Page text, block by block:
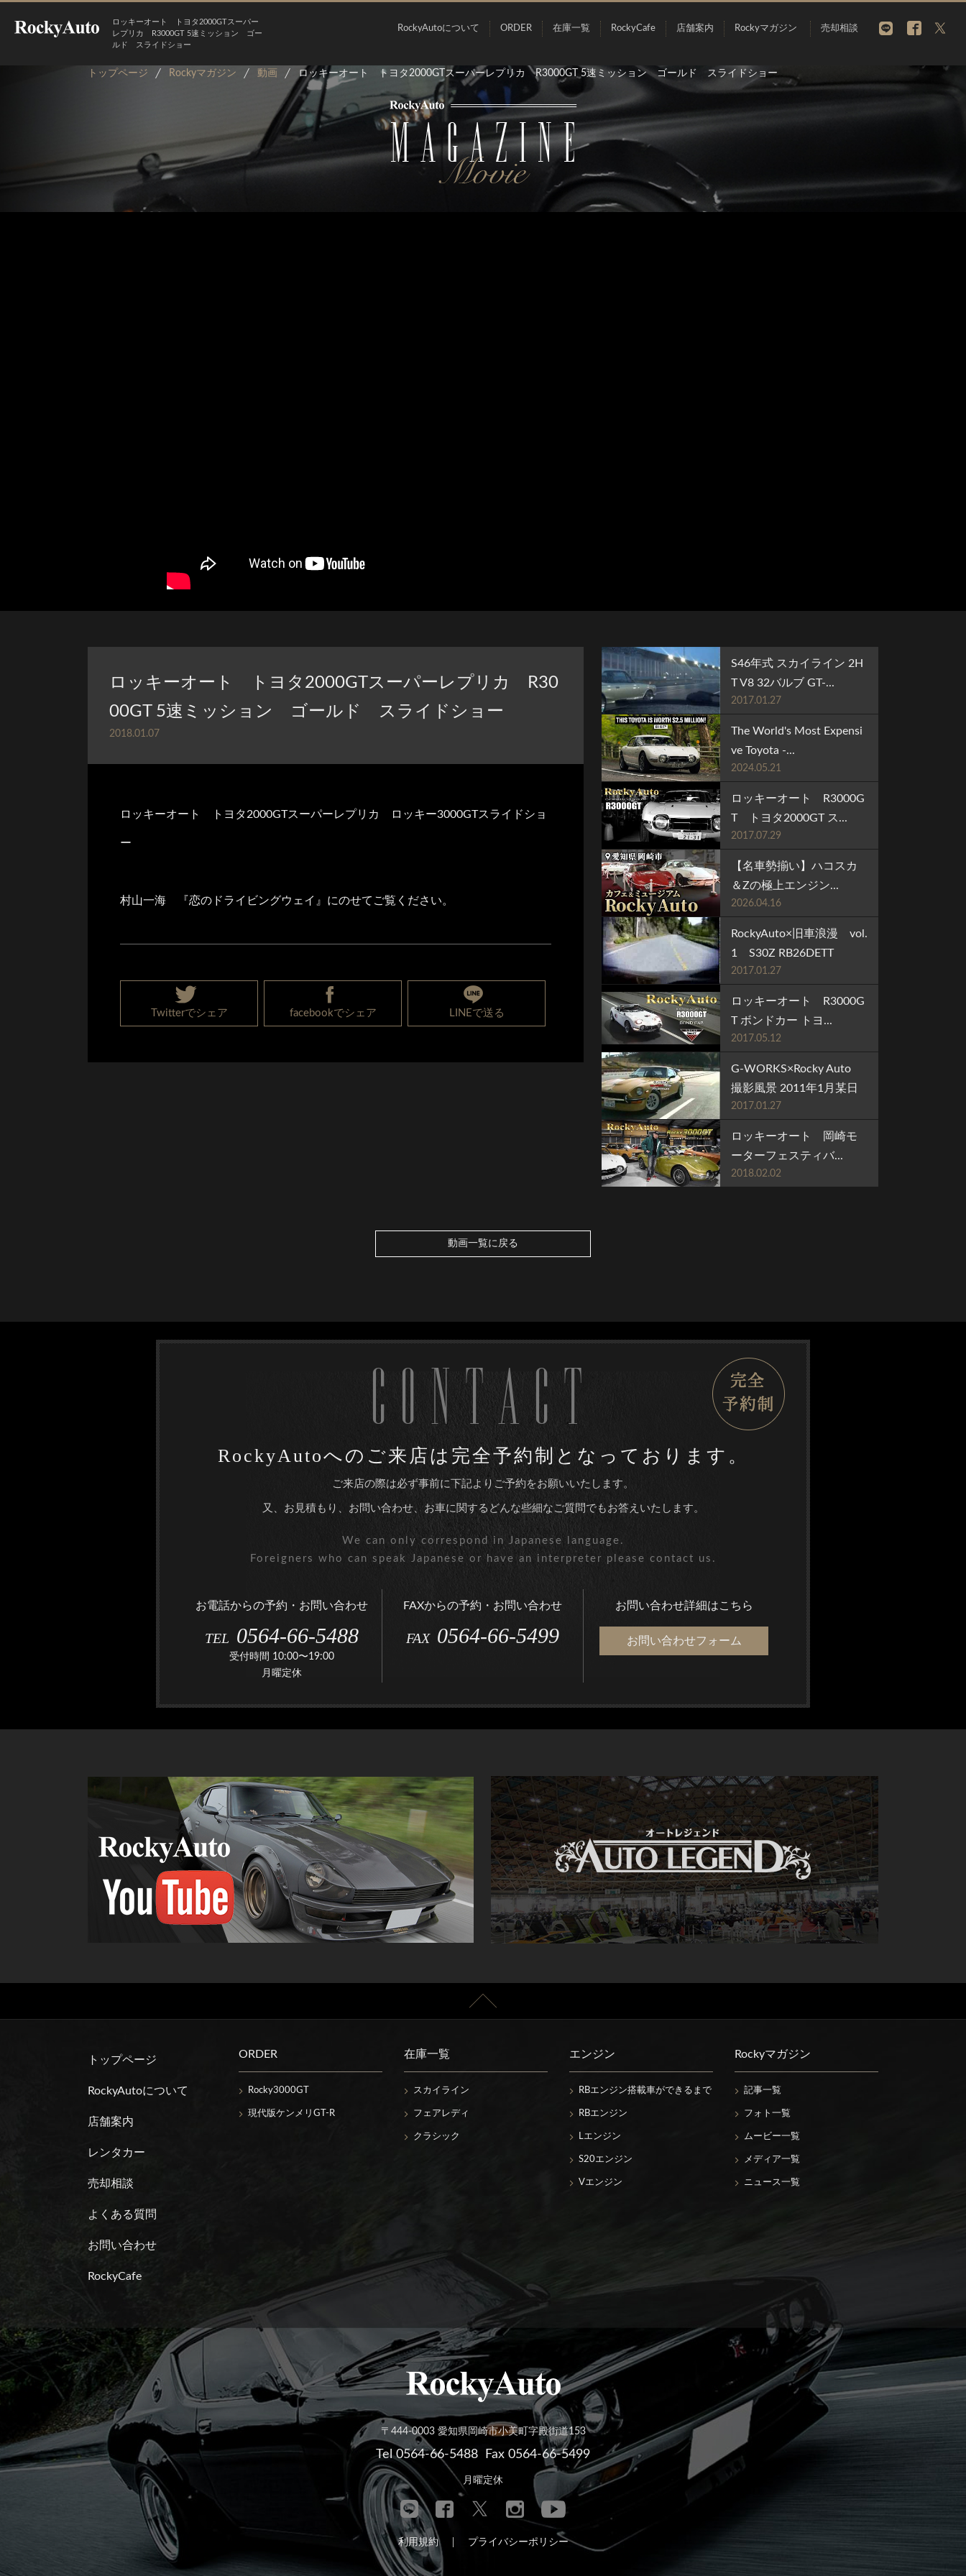
ロッキーオート トヨタ2000GTスーパー
レプリカ R3000GT 5速ミッション ゴー
ルド スライドショー
RockyAutoについて ORDER 在庫一覧 RockyCafe 店舗案内 Rockyマガジン 売却相談
トップページ Rockyマガジン 動画 ロッキーオート トヨタ2000GTスーパーレプリカ R3000GT 5速ミッション ゴールド スライドショー
ロッキーオート トヨタ2000GTスーパーレプリカ R30
00GT 5速ミッション ゴールド スライドショー
2018.01.07
ロッキーオート トヨタ2000GTスーパーレプリカ ロッキー3000GTスライドショ
ー
村山一海 『恋のドライビングウェイ』にのせてご覧ください。
Twitterでシェア facebookでシェア LINEで送る
S46年式 スカイライン 2H
T V8 32バルブ GT-...
2017.01.27
The World's Most Expensi
ve Toyota -...
2024.05.21
ロッキーオート R3000G
T トヨタ2000GT ス...
2017.07.29
【名車勢揃い】ハコスカ
＆Zの極上エンジン...
2026.04.16
RockyAuto×旧車浪漫 vol.
1 S30Z RB26DETT
2017.01.27
ロッキーオート R3000G
T ボンドカー トヨ...
2017.05.12
G-WORKS×Rocky Auto
撮影風景 2011年1月某日
2017.01.27
ロッキーオート 岡崎モ
ーターフェスティバ...
2018.02.02
動画一覧に戻る
CONTACT
RockyAutoへのご来店は 完全予約制となっております。
ご来店の際は必ず事前に下記より ご予約をお願いいたします。
又、お見積もり、お問い合わせ、お車に関する どんな些細なご質問でもお答えいたします。
We can only correspond in Japanese language.
Foreigners who can speak Japanese or have an interpreter please contact us.
お電話からの予約・お問い合わせ
TEL 0564-66-5488
受付時間 10:00〜19:00
月曜定休
FAXからの予約・お問い合わせ
FAX 0564-66-5499
お問い合わせ詳細はこちら
お問い合わせフォーム
トップページ
RockyAutoについて
店舗案内
レンタカー
売却相談
よくある質問
お問い合わせ
RockyCafe
ORDER
Rocky3000GT
現代版ケンメリGT-R
在庫一覧
スカイライン
フェアレディ
クラシック
エンジン
RBエンジン搭載車ができるまで
RBエンジン
Lエンジン
S20エンジン
Vエンジン
Rockyマガジン
記事一覧
フォト一覧
ムービー一覧
メディア一覧
ニュース一覧
〒444-0003 愛知県岡崎市小美町字殿街道153
Tel 0564-66-5488 Fax 0564-66-5499
月曜定休
利用規約 プライバシーポリシー